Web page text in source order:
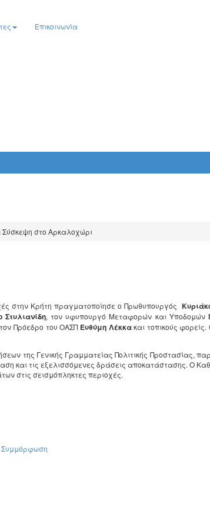
Επικοινωνία
Σύσκεψη στο Αρκαλοχώρι
στην Κρήτη πραγματοποίησε ο Πρωθυπουργός
Στυλιανίδη, τον υφυπουργό Μεταφορών και Υποδομών
Πρόεδρο του ΟΑΣΠ Ευθύμη Λέκκακαι τοπικούς
της Γενικής Γραμματείας Πολιτικής
και τις εξελισσόμενες δράσεις αποκατάστασης. Ο
στις σεισμόπληκτες περιοχές.
Συμμόρφωση